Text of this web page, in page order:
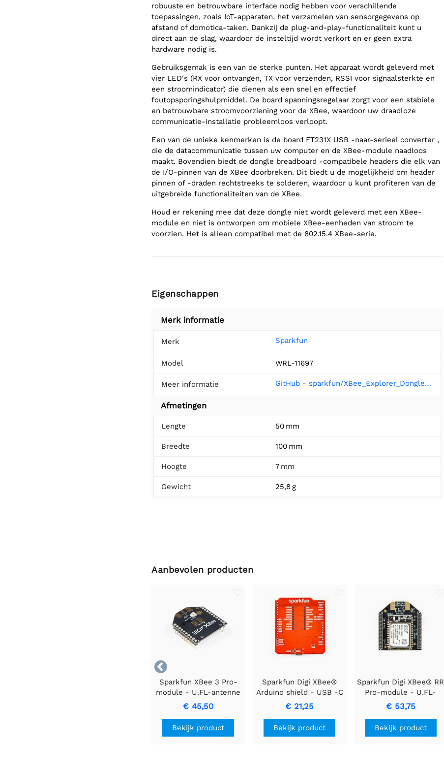
robuuste en betrouwbare interface nodig hebben voor verschillende
toepassingen, zoals IoT-apparaten, het verzamelen van sensorgegevens op
afstand of domotica-taken. Dankzij de plug-and-play-functionaliteit kunt u
direct aan de slag, waardoor de insteltijd wordt verkort en er geen extra
hardware nodig is.
Gebruiksgemak is een van de sterke punten. Het apparaat wordt geleverd met
vier LED's (RX voor ontvangen, TX voor verzenden, RSSI voor signaalsterkte en
een stroomindicator) die dienen als een snel en effectief
foutopsporingshulpmiddel. De board spanningsregelaar zorgt voor een stabiele
en betrouwbare stroomvoorziening voor de XBee, waardoor uw draadloze
communicatie-installatie probleemloos verloopt.
Een van de unieke kenmerken is de board FT231X USB -naar-serieel converter ,
die de datacommunicatie tussen uw computer en de XBee-module naadloos
maakt. Bovendien biedt de dongle breadboard -compatibele headers die elk van
de I/O-pinnen van de XBee doorbreken. Dit biedt u de mogelijkheid om header
pinnen of -draden rechtstreeks te solderen, waardoor u kunt profiteren van de
uitgebreide functionaliteiten van de XBee.
Houd er rekening mee dat deze dongle niet wordt geleverd met een XBee-
module en niet is ontworpen om mobiele XBee-eenheden van stroom te
voorzien. Het is alleen compatibel met de 802.15.4 XBee-serie.
Eigenschappen
Merk informatie
Merk Sparkfun
Model WRL-11697
Meer informatie GitHub - sparkfun/XBee_Explorer_Dongle at V_2.3
Afmetingen
Lengte 50 mm
Breedte 100 mm
Hoogte 7 mm
Gewicht 25,8 g
Aanbevolen producten

Sparkfun XBee 3 Pro-
module - U.FL-antenne
€ 45,50
Bekijk product
Sparkfun Digi XBee®
Arduino shield - USB -C
(Qwiic)
€ 21,25
Bekijk product
Sparkfun Digi XBee® RR
Pro-module - U.FL-
antenne
€ 53,75
Bekijk product